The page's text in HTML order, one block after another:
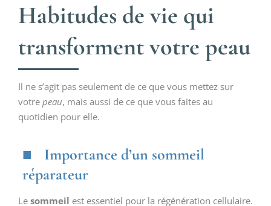
Habitudes de vie qui
transforment votre peau
Il ne s’agit pas seulement de ce que vous mettez sur
votre peau, mais aussi de ce que vous faites au
quotidien pour elle.
Importance d’un sommeil
réparateur
Le sommeil est essentiel pour la régénération cellulaire.